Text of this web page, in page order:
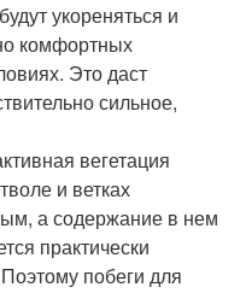
укореняться и
комфортных
Это даст
сильное,
вегетация
и ветках
а содержание в нем
практически
побеги для